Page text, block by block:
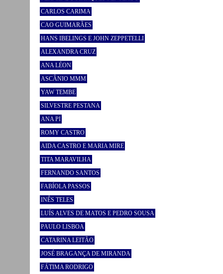
CARLOS CARIMA
CAO GUIMARÃES
HANS IBELINGS E JOHN ZEPPETELLI
ALEXANDRA CRUZ
ANA LÉON
ASCÂNIO MMM
YAW TEMBE
SILVESTRE PESTANA
ANA PI
ROMY CASTRO
AIDA CASTRO E MARIA MIRE
TITA MARAVILHA
FERNANDO SANTOS
FABÍOLA PASSOS
INÊS TELES
LUÍS ALVES DE MATOS E PEDRO SOUSA
PAULO LISBOA
CATARINA LEITÃO
JOSÉ BRAGANÇA DE MIRANDA
FÁTIMA RODRIGO